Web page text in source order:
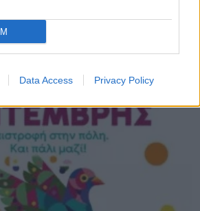
Data Access Privacy Policy
για τη Λευκάδα από την
Νήσων